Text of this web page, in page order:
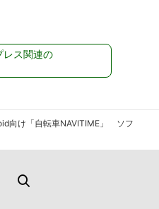
レス関連の
向け「自転車NAVITIME」 ソフ